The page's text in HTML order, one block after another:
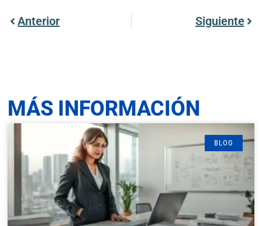
Anterior Siguiente
MÁS INFORMACIÓN
BLOG